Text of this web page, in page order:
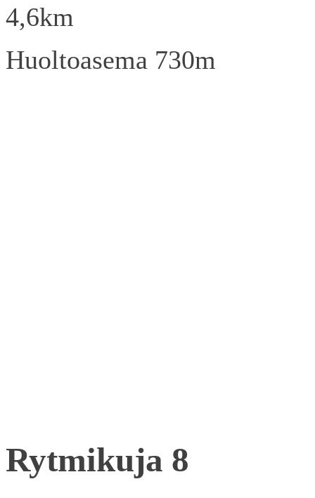
4,6km
Huoltoasema 730m
Rytmikuja 8